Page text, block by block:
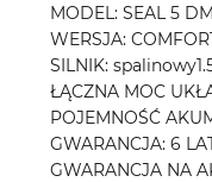
MODEL: SEAL 5
WERSJA:
SILNIK:
ŁĄCZNA MOC
POJEMNOŚĆ
GWARANCJA: 6
GWARANCJA NA